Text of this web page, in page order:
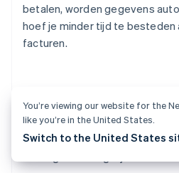
betalen, worden gegevens
hoef je minder tijd te besteden
facturen.
Uitgaven bijhouden
Als je veel uitgaven bijhoudt,
You’re viewing our website for the
like you’re in the United States.
Switch to the United States